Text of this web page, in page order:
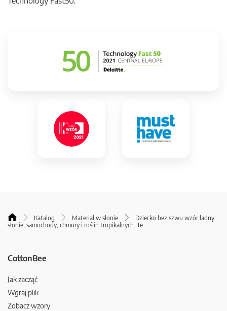
Katalog Materiał w słonie
Dziecko bez szwu wzór ładny
słonie, samochody, chmury i roślin tropikalnych. Te...
CottonBee
Jak zacząć
Wgraj plik
Zobacz wzory